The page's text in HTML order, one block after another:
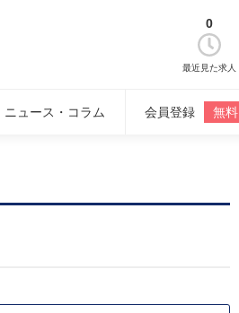
0
最近見た求人
ニュース・コラム 会員登録 無料